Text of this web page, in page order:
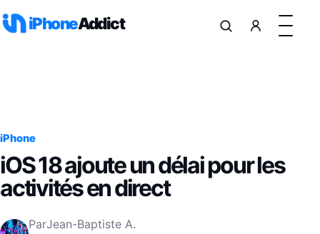
iPhoneAddict
iPhone
iOS 18 ajoute un délai pour les
activités en direct
ParJean-Baptiste A.